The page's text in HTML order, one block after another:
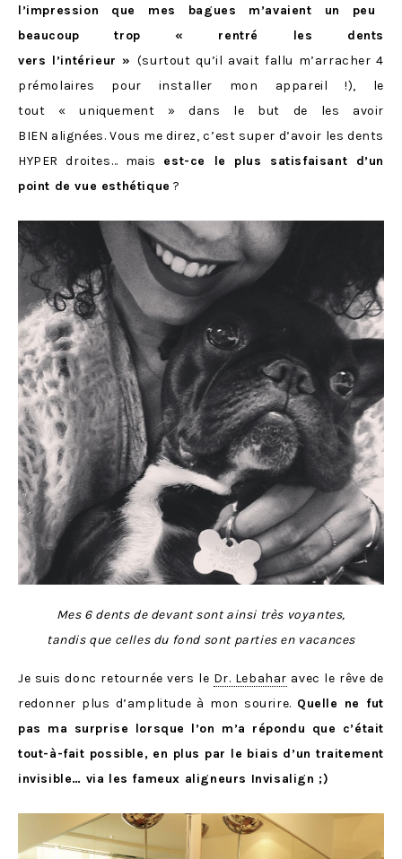
l’impression que mes bagues m’avaient un peu
beaucoup trop « rentré les dents
vers l’intérieur » (surtout qu’il avait fallu m’arracher 4
prémolaires pour installer mon appareil !), le
tout « uniquement » dans le but de les avoir
BIEN alignées. Vous me direz, c’est super d’avoir les dents
HYPER droites… mais est-ce le plus satisfaisant d’un
point de vue esthétique ?
Mes 6 dents de devant sont ainsi très voyantes,
tandis que celles du fond sont parties en vacances
Je suis donc retournée vers le Dr. Lebahar avec le rêve de
redonner plus d’amplitude à mon sourire. Quelle ne fut
pas ma surprise lorsque l’on m’a répondu que c’était
tout-à-fait possible, en plus par le biais d’un traitement
invisible… via les fameux aligneurs Invisalign ;)